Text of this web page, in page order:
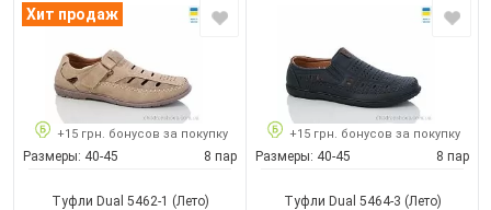
Хит продаж
+15 грн. бонусов за покупку
Размеры: 40-45 8 пар
Туфли Dual 5462-1 (Лето)
+15 грн. бонусов за покупку
Размеры: 40-45 8 пар
Туфли Dual 5464-3 (Лето)